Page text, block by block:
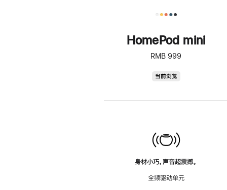
HomePod mini
RMB 999
当前浏览
身材小巧，声音超震撼。
全频驱动单元